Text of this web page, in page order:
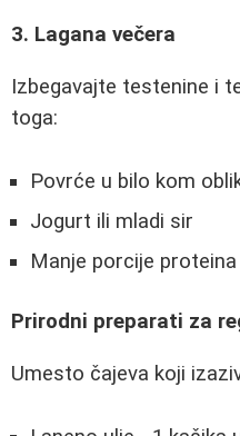
3. Lagana večera
Izbegavajte testenine i
toga:
Povrće u bilo kom
Jogurt ili mladi sir
Manje porcije proteina
Prirodni preparati za
Umesto čajeva koji